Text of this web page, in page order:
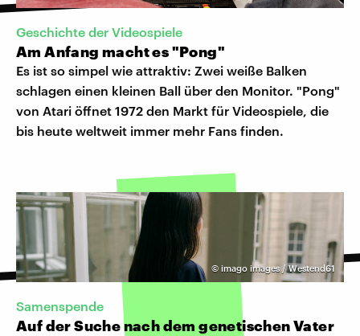
Geschichte der Videospiele
Am Anfang macht es "Pong"
Es ist so simpel wie attraktiv: Zwei weiße Balken
schlagen einen kleinen Ball über den Monitor. "Pong"
von Atari öffnet 1972 den Markt für Videospiele, die
bis heute weltweit immer mehr Fans finden.
© imago images / Westend61
Samenspende
Auf der Suche nach dem genetischen Vater